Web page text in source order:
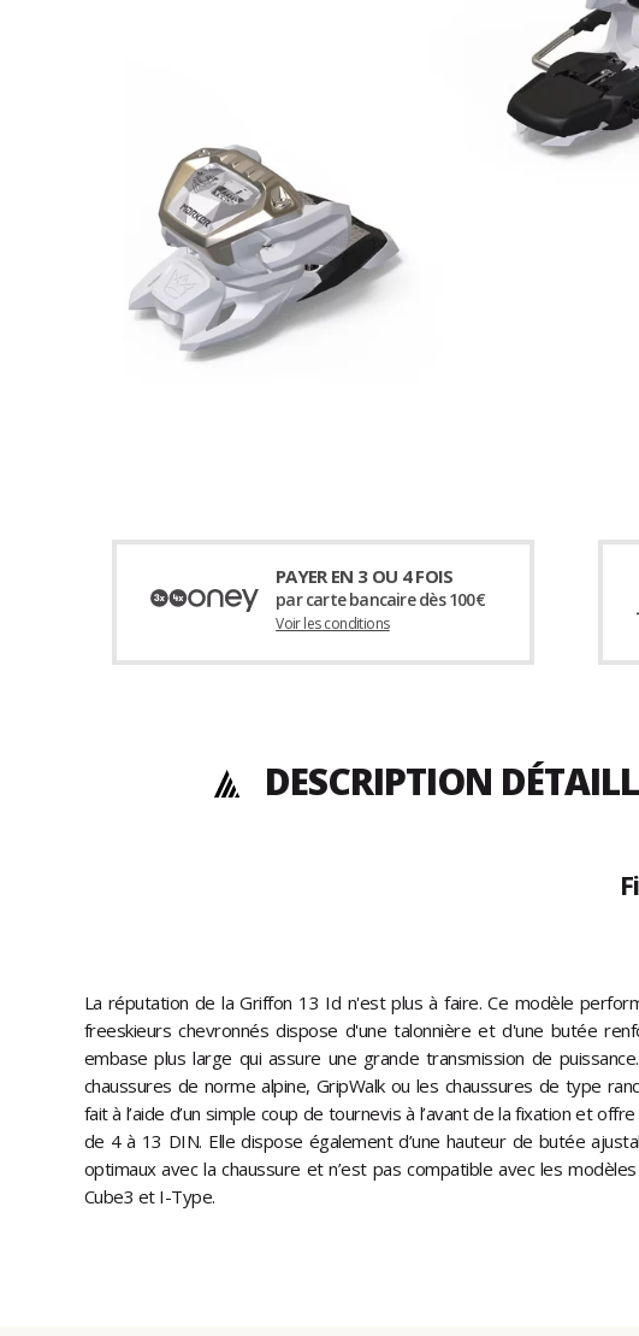
PAYER EN 3 OU 4 FOIS
par carte bancaire dès 100€
Voir les conditions
DESCRIPTION
La réputation de la Griffon 13 Id n'est plus à faire. Ce modèle
freeskieurs chevronnés dispose d'une talonnière et d'une butée
embase plus large qui assure une grande transmission de
chaussures de norme alpine, GripWalk ou les chaussures de type
fait à l’aide d’un simple coup de tournevis à l’avant de la fixation et
de 4 à 13 DIN. Elle dispose également d’une hauteur de butée
optimaux avec la chaussure et n’est pas compatible avec les
Cube3 et I-Type.